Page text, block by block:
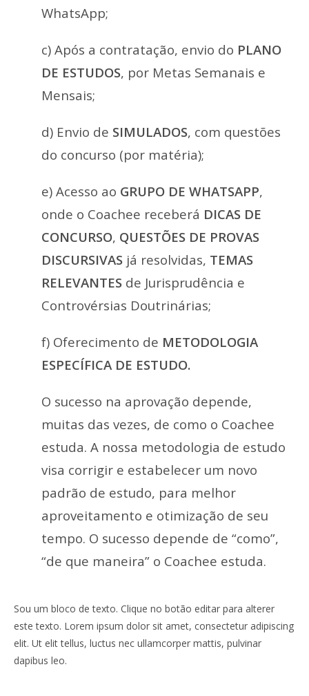
WhatsApp;
c) Após a contratação, envio do PLANO
DE ESTUDOS, por Metas Semanais e
Mensais;
d) Envio de SIMULADOS, com questões
do concurso (por matéria);
e) Acesso ao GRUPO DE WHATSAPP,
onde o Coachee receberá DICAS DE
CONCURSO, QUESTÕES DE PROVAS
DISCURSIVAS já resolvidas, TEMAS
RELEVANTES de Jurisprudência e
Controvérsias Doutrinárias;
f) Oferecimento de METODOLOGIA
ESPECÍFICA DE ESTUDO.
O sucesso na aprovação depende,
muitas das vezes, de como o Coachee
estuda. A nossa metodologia de estudo
visa corrigir e estabelecer um novo
padrão de estudo, para melhor
aproveitamento e otimização de seu
tempo. O sucesso depende de “como”,
“de que maneira” o Coachee estuda.
Sou um bloco de texto. Clique no botão editar para alterer
este texto. Lorem ipsum dolor sit amet, consectetur adipiscing
elit. Ut elit tellus, luctus nec ullamcorper mattis, pulvinar
dapibus leo.